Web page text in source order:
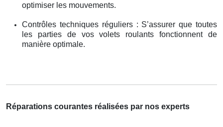
optimiser les mouvements.
Contrôles techniques réguliers : S’assurer que toutes
les parties de vos volets roulants fonctionnent de
manière optimale.
Réparations courantes réalisées par nos experts